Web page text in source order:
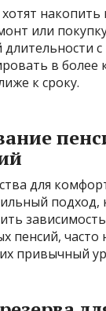
или
длительности
в более
к сроку.
для
подход,
пенсий, часто
привычный